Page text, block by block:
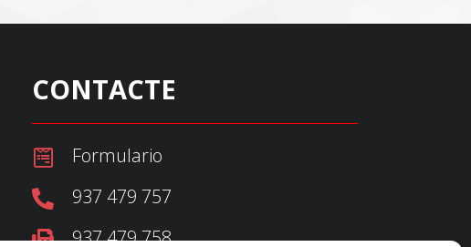
CONTACTE
Formulario
937 479 757
937 479 758